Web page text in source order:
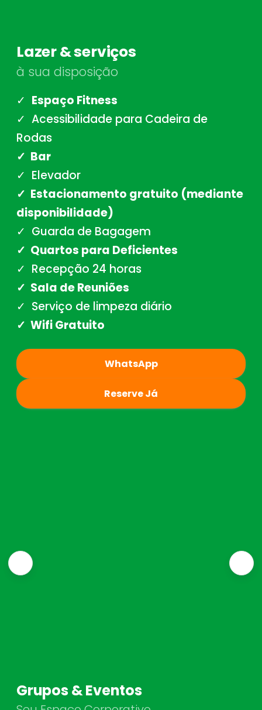
Lazer & serviços
à sua disposição
✓ Espaço Fitness
✓ Acessibilidade para Cadeira de
Rodas
✓ Bar
✓ Elevador
✓ Estacionamento gratuito (mediante
disponibilidade)
✓ Guarda de Bagagem
✓ Quartos para Deficientes
✓ Recepção 24 horas
✓ Sala de Reuniões
✓ Serviço de limpeza diário
✓ Wifi Gratuito
WhatsApp
Reserve Já
Grupos & Eventos